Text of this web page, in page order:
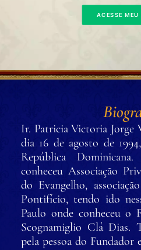
ACESSE MEU
Ir. Patricia Victoria Jorge
dia 16 de agosto de
República
conheceu Associação
do Evangelho,
Pontifício, tendo ido
Paulo onde conheceu o
Scognamiglio Clá Dias.
pela pessoa do Fundador